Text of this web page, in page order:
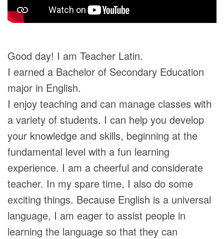
Good day! I am Teacher Latin.
I earned a Bachelor of Secondary Education
major in English.
I enjoy teaching and can manage classes with
a variety of students. I can help you develop
your knowledge and skills, beginning at the
fundamental level with a fun learning
experience. I am a cheerful and considerate
teacher. In my spare time, I also do some
exciting things. Because English is a universal
language, I am eager to assist people in
learning the language so that they can